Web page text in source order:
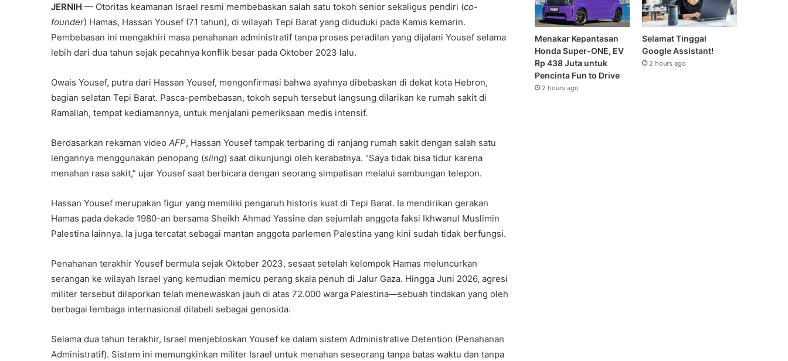
JERNIH — Otoritas keamanan Israel resmi membebaskan salah satu tokoh senior sekaligus pendiri (co-
founder) Hamas, Hassan Yousef (71 tahun), di wilayah Tepi Barat yang diduduki pada Kamis kemarin.
Pembebasan ini mengakhiri masa penahanan administratif tanpa proses peradilan yang dijalani Yousef selama
lebih dari dua tahun sejak pecahnya konflik besar pada Oktober 2023 lalu.
Owais Yousef, putra dari Hassan Yousef, mengonfirmasi bahwa ayahnya dibebaskan di dekat kota Hebron,
bagian selatan Tepi Barat. Pasca-pembebasan, tokoh sepuh tersebut langsung dilarikan ke rumah sakit di
Ramallah, tempat kediamannya, untuk menjalani pemeriksaan medis intensif.
Berdasarkan rekaman video AFP, Hassan Yousef tampak terbaring di ranjang rumah sakit dengan salah satu
lengannya menggunakan penopang (sling) saat dikunjungi oleh kerabatnya. “Saya tidak bisa tidur karena
menahan rasa sakit,” ujar Yousef saat berbicara dengan seorang simpatisan melalui sambungan telepon.
Hassan Yousef merupakan figur yang memiliki pengaruh historis kuat di Tepi Barat. Ia mendirikan gerakan
Hamas pada dekade 1980-an bersama Sheikh Ahmad Yassine dan sejumlah anggota faksi Ikhwanul Muslimin
Palestina lainnya. Ia juga tercatat sebagai mantan anggota parlemen Palestina yang kini sudah tidak berfungsi.
Penahanan terakhir Yousef bermula sejak Oktober 2023, sesaat setelah kelompok Hamas meluncurkan
serangan ke wilayah Israel yang kemudian memicu perang skala penuh di Jalur Gaza. Hingga Juni 2026, agresi
militer tersebut dilaporkan telah menewaskan jauh di atas 72.000 warga Palestina—sebuah tindakan yang oleh
berbagai lembaga internasional dilabeli sebagai genosida.
Selama dua tahun terakhir, Israel menjebloskan Yousef ke dalam sistem Administrative Detention (Penahanan
Administratif). Sistem ini memungkinkan militer Israel untuk menahan seseorang tanpa batas waktu dan tanpa
Menakar Kepantasan
Honda Super-ONE, EV
Rp 438 Juta untuk
Pencinta Fun to Drive
2 hours ago
Selamat Tinggal
Google Assistant!
2 hours ago